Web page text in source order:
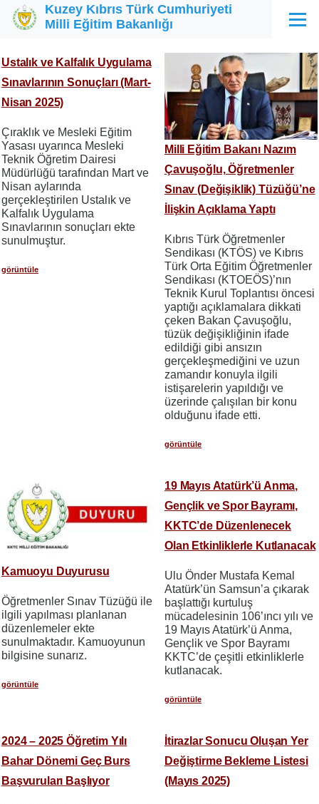
Ana içeriğe atla
Kuzey Kıbrıs Türk Cumhuriyeti
Milli Eğitim Bakanlığı
Menü
Ustalık ve Kalfalık Uygulama
Sınavlarının Sonuçları (Mart-
Nisan 2025)
Çıraklık ve Mesleki Eğitim
Yasası uyarınca Mesleki
Teknik Öğretim Dairesi
Müdürlüğü tarafından Mart ve
Nisan aylarında
gerçekleştirilen Ustalık ve
Kalfalık Uygulama
Sınavlarının sonuçları ekte
sunulmuştur.
görüntüle
Milli Eğitim Bakanı Nazım
Çavuşoğlu, Öğretmenler
Sınav (Değişiklik) Tüzüğü’ne
İlişkin Açıklama Yaptı
Kıbrıs Türk Öğretmenler
Sendikası (KTÖS) ve Kıbrıs
Türk Orta Eğitim Öğretmenler
Sendikası (KTOEÖS)’nın
Teknik Kurul Toplantısı öncesi
yaptığı açıklamalara dikkati
çeken Bakan Çavuşoğlu,
tüzük değişikliğinin ifade
edildiği gibi ansızın
gerçekleşmediğini ve uzun
zamandır konuyla ilgili
istişarelerin yapıldığı ve
üzerinde çalışılan bir konu
olduğunu ifade etti.
görüntüle
Kamuoyu Duyurusu
Öğretmenler Sınav Tüzüğü ile
ilgili yapılması planlanan
düzenlemeler ekte
sunulmaktadır. Kamuoyunun
bilgisine sunarız.
görüntüle
19 Mayıs Atatürk’ü Anma,
Gençlik ve Spor Bayramı,
KKTC’de Düzenlenecek
Olan Etkinliklerle Kutlanacak
Ulu Önder Mustafa Kemal
Atatürk’ün Samsun’a çıkarak
başlattığı kurtuluş
mücadelesinin 106’ıncı yılı ve
19 Mayıs Atatürk’ü Anma,
Gençlik ve Spor Bayramı
KKTC’de çeşitli etkinliklerle
kutlanacak.
görüntüle
2024 – 2025 Öğretim Yılı
Bahar Dönemi Geç Burs
Başvuruları Başlıyor
İtirazlar Sonucu Oluşan Yer
Değiştirme Bekleme Listesi
(Mayıs 2025)